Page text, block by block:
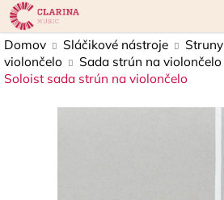
Prejsť
na
obsah
Domov Sláčikové nástroje Struny
violončelo
Sada strún na violončelo
Soloist sada strún na violončelo
K
o
š
Späť
Späť
Č